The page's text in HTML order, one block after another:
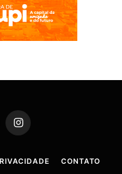
Instagram
CONTATO